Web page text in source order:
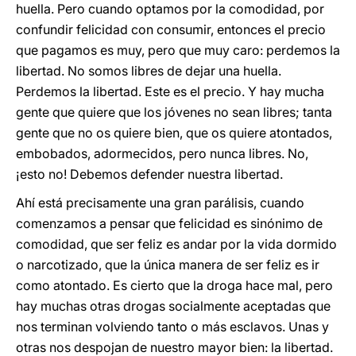
huella. Pero cuando optamos por la comodidad, por
confundir felicidad con consumir, entonces el precio
que pagamos es muy, pero que muy caro: perdemos la
libertad. No somos libres de dejar una huella.
Perdemos la libertad. Este es el precio. Y hay mucha
gente que quiere que los jóvenes no sean libres; tanta
gente que no os quiere bien, que os quiere atontados,
embobados, adormecidos, pero nunca libres. No,
¡esto no! Debemos defender nuestra libertad.
Ahí está precisamente una gran parálisis, cuando
comenzamos a pensar que felicidad es sinónimo de
comodidad, que ser feliz es andar por la vida dormido
o narcotizado, que la única manera de ser feliz es ir
como atontado. Es cierto que la droga hace mal, pero
hay muchas otras drogas socialmente aceptadas que
nos terminan volviendo tanto o más esclavos. Unas y
otras nos despojan de nuestro mayor bien: la libertad.